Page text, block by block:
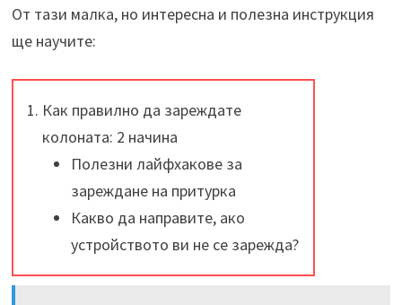
От тази малка, но интересна и полезна инструкция
ще научите:
Как правилно да зареждате
колоната: 2 начина
Полезни лайфхакове за
зареждане на притурка
Какво да направите, ако
устройството ви не се зарежда?